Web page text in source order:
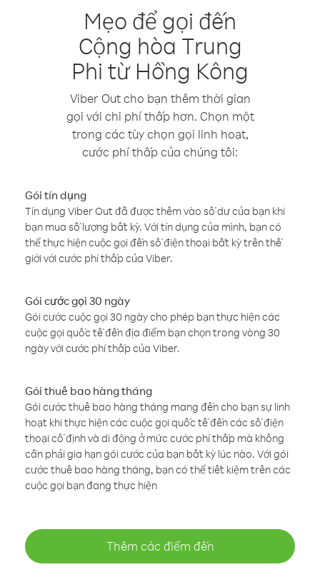
Mẹo để gọi đến
Cộng hòa Trung
Phi từ Hồng Kông
Viber Out cho bạn thêm thời gian
gọi với chi phí thấp hơn. Chọn một
trong các tùy chọn gọi linh hoạt,
cước phí thấp của chúng tôi:
Gói tín dụng
Tín dụng Viber Out đã được thêm vào số dư của bạn khi
bạn mua số lượng bất kỳ. Với tín dụng của mình, bạn có
thể thực hiện cuộc gọi đến số điện thoại bất kỳ trên thế
giới với cước phí thấp của Viber.
Gói cước gọi 30 ngày
Gói cước cuộc gọi 30 ngày cho phép bạn thực hiện các
cuộc gọi quốc tế đến địa điểm bạn chọn trong vòng 30
ngày với cước phí thấp của Viber.
Gói thuê bao hàng tháng
Gói cước thuê bao hàng tháng mang đến cho bạn sự linh
hoạt khi thực hiện các cuộc gọi quốc tế đến các số điện
thoại cố định và di động ở mức cước phí thấp mà không
cần phải gia hạn gói cước của bạn bất kỳ lúc nào. Với gói
cước thuê bao hàng tháng, bạn có thể tiết kiệm trên các
cuộc gọi bạn đang thực hiện
Thêm các điểm đến